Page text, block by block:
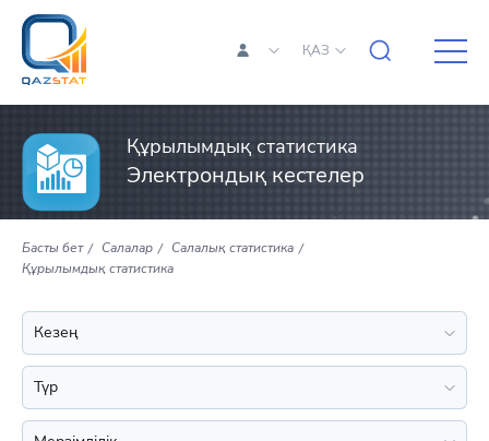
ҚАЗ
Құрылымдық статистика
Электрондық кестелер
Басты бет Салалар
Салалық статистика
Құрылымдық статистика